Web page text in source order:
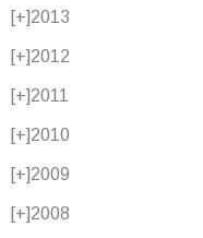
[+]2013
[+]2012
[+]2011
[+]2010
[+]2009
[+]2008